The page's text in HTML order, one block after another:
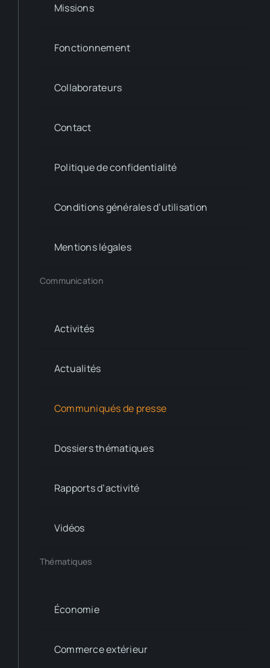
Missions
Fonctionnement
Collaborateurs
Contact
Politique de confidentialité
Conditions générales d’utilisation
Mentions légales
Communication
Activités
Actualités
Communiqués de presse
Dossiers thématiques
Rapports d’activité
Vidéos
Thématiques
Économie
Commerce extérieur